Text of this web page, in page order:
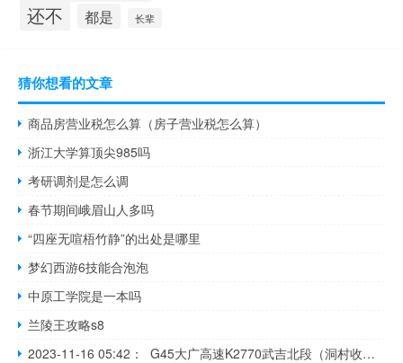
还不 都是 长辈
猜你想看的文章
商品房营业税怎么算（房子营业税怎么算）
浙江大学算顶尖985吗
考研调剂是怎么调
春节期间峨眉山人多吗
“四座无喧梧竹静”的出处是哪里
梦幻西游6技能合泡泡
中原工学院是一本吗
兰陵王攻略s8
2023-11-16 05:42： G45大广高速K2770武吉北段（洞村收费站至新余枢纽区间，往广州方向）发生一起小车撞护栏事故，单道缓慢通行。~H​​​